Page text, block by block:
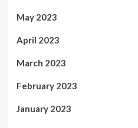
May 2023
April 2023
March 2023
February 2023
January 2023